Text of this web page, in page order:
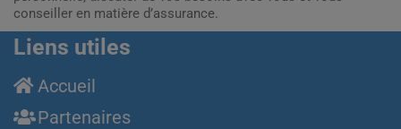
conseiller en matière d’assurance.
Liens utiles
Accueil
Partenaires